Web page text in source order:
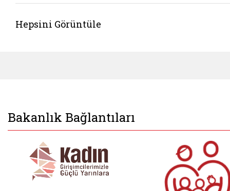
Hepsini Görüntüle
Bakanlık Bağlantıları